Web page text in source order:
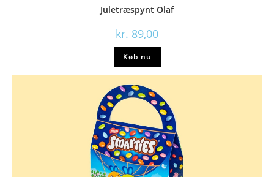
Juletræspynt Olaf
kr. 89,00
Køb nu